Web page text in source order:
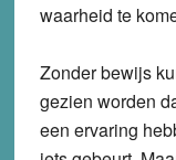
waarheid te
Zonder bewijs
gezien worden
een ervaring